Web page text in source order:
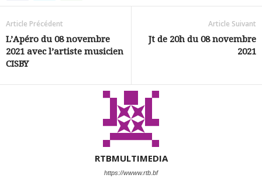
Article Précédent
L’Apéro du 08 novembre
2021 avec l’artiste musicien
CISBY
Article Suivant
Jt de 20h du 08 novembre
2021
RTBMULTIMEDIA
https://wwww.rtb.bf